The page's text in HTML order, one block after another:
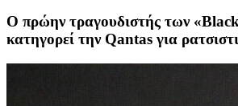
Ο πρώην τραγουδιστής των
κατηγορεί την Qantas για